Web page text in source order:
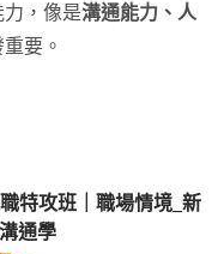
，像是溝通能力、人
要。
特攻班｜職場情境_新
通學